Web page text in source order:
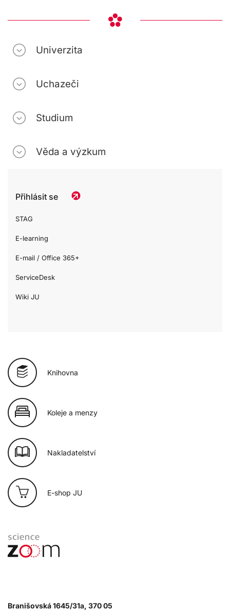
Univerzita
Uchazeči
Studium
Věda a výzkum
Přihlásit se
STAG
E-learning
E-mail / Office 365+
ServiceDesk
Wiki JU
Knihovna
Koleje a menzy
Nakladatelství
E-shop JU
Branišovská 1645/31a, 370 05